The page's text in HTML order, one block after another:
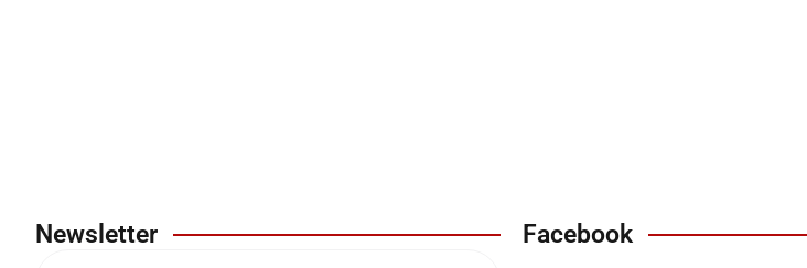
Newsletter Facebook